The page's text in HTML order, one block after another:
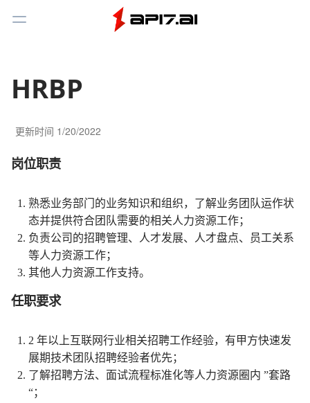
Toggle Menu
HRBP
更新时间 1/20/2022
岗位职责
熟悉业务部门的业务知识和组织，了解业务团队运作状
态并提供符合团队需要的相关人力资源工作；
负责公司的招聘管理、人才发展、人才盘点、员工关系
等人力资源工作；
其他人力资源工作支持。
任职要求
2 年以上互联网行业相关招聘工作经验，有甲方快速发
展期技术团队招聘经验者优先；
了解招聘方法、面试流程标准化等人力资源圈内 ”套路
“；